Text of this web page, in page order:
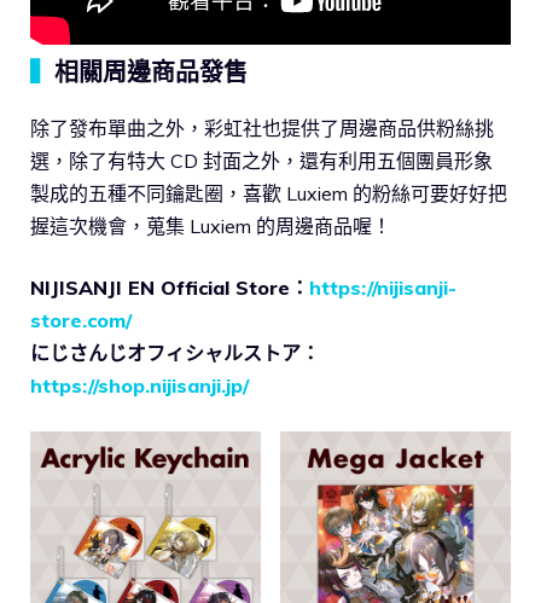
相關周邊商品發售
除了發布單曲之外，彩虹社也提供了周邊商品供粉絲挑
選，除了有特大 CD 封面之外，還有利用五個團員形象
製成的五種不同鑰匙圈，喜歡 Luxiem 的粉絲可要好好把
握這次機會，蒐集 Luxiem 的周邊商品喔！
NIJISANJI EN Official Store： https://nijisanji-
store.com/
にじさんじオフィシャルストア：
https://shop.nijisanji.jp/